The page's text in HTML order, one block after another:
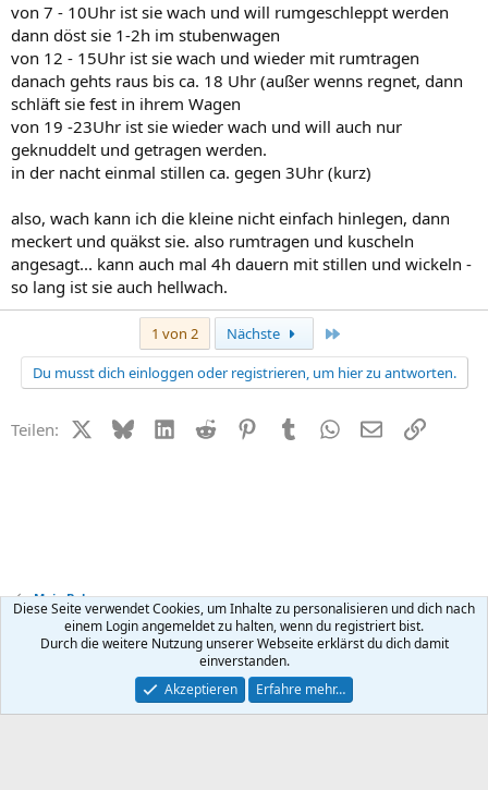
von 7 - 10Uhr ist sie wach und will rumgeschleppt werden
dann döst sie 1-2h im stubenwagen
von 12 - 15Uhr ist sie wach und wieder mit rumtragen
danach gehts raus bis ca. 18 Uhr (außer wenns regnet, dann
schläft sie fest in ihrem Wagen
von 19 -23Uhr ist sie wieder wach und will auch nur
geknuddelt und getragen werden.
in der nacht einmal stillen ca. gegen 3Uhr (kurz)
also, wach kann ich die kleine nicht einfach hinlegen, dann
meckert und quäkst sie. also rumtragen und kuscheln
angesagt... kann auch mal 4h dauern mit stillen und wickeln -
so lang ist sie auch hellwach.
1 von 2 Nächste
Du musst dich einloggen oder registrieren, um hier zu antworten.
Teilen: X (Twitter)
BlueskyLinkedIn
Reddit PinterestTumblr WhatsApp
E-MailLink
Mein Baby
Kontakt Nutzungsbedingungen Datenschutz Hilfe
R
Community platform by XenForo ® © 2010-2026 XenForo Ltd.
Diese Seite verwendet Cookies, um Inhalte zu personalisieren und dich nach
einem Login angemeldet zu halten, wenn du registriert bist.
Durch die weitere Nutzung unserer Webseite erklärst du dich damit
einverstanden.
Akzeptieren
Erfahre mehr…